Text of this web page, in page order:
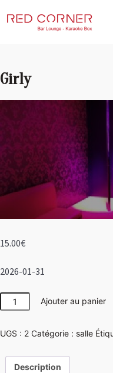
Girly
15.00€
2026-01-31
quantité
de
Ajouter au panier
UGS : 2 Catégorie : salle
Description